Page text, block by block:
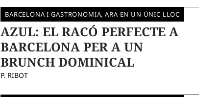
BARCELONA I GASTRONOMIA, ARA EN UN ÚNIC LLOC
AZUL: EL RACÓ PERFECTE A
BARCELONA PER A UN
BRUNCH DOMINICAL
P. RIBOT